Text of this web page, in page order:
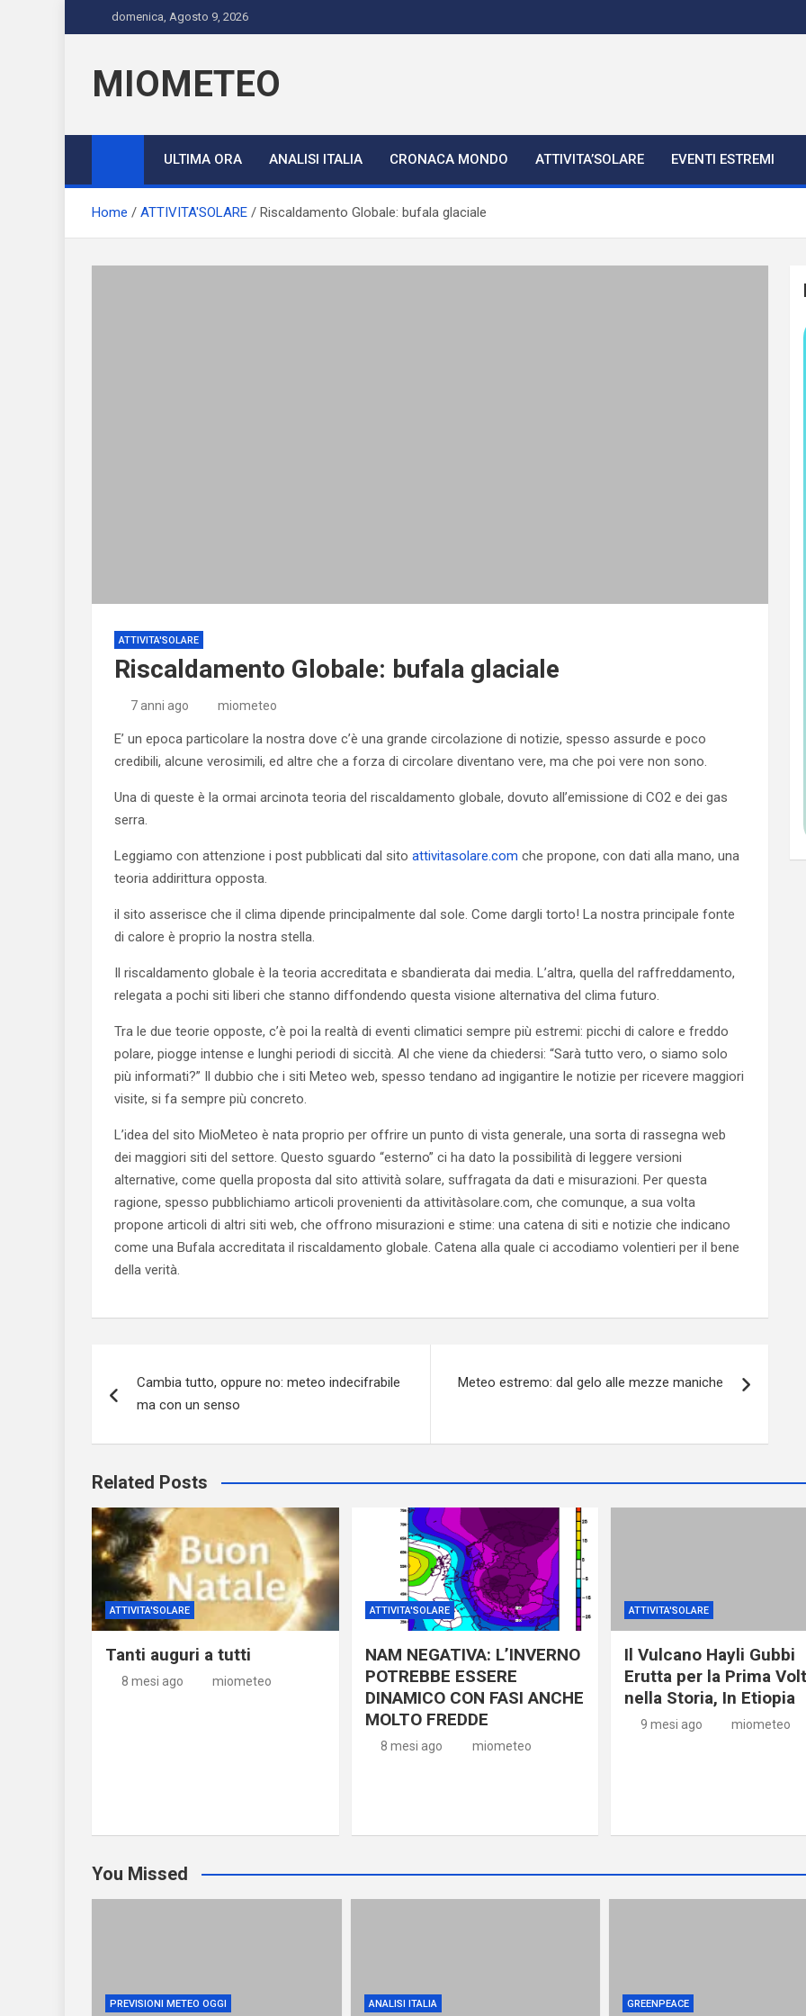
to
domenica, Agosto 9, 2026
MIOMETEO
ULTIMA ORA ANALISI ITALIA CRONACA MONDO ATTIVITA’SOLARE EVENTI ESTREMI
Home ATTIVITA'SOLARE Riscaldamento Globale: bufala glaciale
ATTIVITA'SOLARE
Riscaldamento Globale: bufala glaciale
7 anni ago miometeo
E’ un epoca particolare la nostra dove c’è una grande circolazione di notizie, spesso assurde e poco
credibili, alcune verosimili, ed altre che a forza di circolare diventano vere, ma che poi vere non sono.
Una di queste è la ormai arcinota teoria del riscaldamento globale, dovuto all’emissione di CO2 e dei gas
serra.
Leggiamo con attenzione i post pubblicati dal sito attivitasolare.com che propone, con dati alla mano, una
teoria addirittura opposta.
il sito asserisce che il clima dipende principalmente dal sole. Come dargli torto! La nostra principale fonte
di calore è proprio la nostra stella.
Il riscaldamento globale è la teoria accreditata e sbandierata dai media. L’altra, quella del raffreddamento,
relegata a pochi siti liberi che stanno diffondendo questa visione alternativa del clima futuro.
Tra le due teorie opposte, c’è poi la realtà di eventi climatici sempre più estremi: picchi di calore e freddo
polare, piogge intense e lunghi periodi di siccità. Al che viene da chiedersi: “Sarà tutto vero, o siamo solo
più informati?” Il dubbio che i siti Meteo web, spesso tendano ad ingigantire le notizie per ricevere maggiori
visite, si fa sempre più concreto.
L’idea del sito MioMeteo è nata proprio per offrire un punto di vista generale, una sorta di rassegna web
dei maggiori siti del settore. Questo sguardo “esterno” ci ha dato la possibilità di leggere versioni
alternative, come quella proposta dal sito attività solare, suffragata da dati e misurazioni. Per questa
ragione, spesso pubblichiamo articoli provenienti da attivitàsolare.com, che comunque, a sua volta
propone articoli di altri siti web, che offrono misurazioni e stime: una catena di siti e notizie che indicano
come una Bufala accreditata il riscaldamento globale. Catena alla quale ci accodiamo volentieri per il bene
della verità.
articoli
Cambia tutto, oppure no: meteo indecifrabile
ma con un senso
Meteo estremo: dal gelo alle mezze maniche
Related Posts
ATTIVITA'SOLARE
Tanti auguri a tutti
8 mesi ago miometeo
ATTIVITA'SOLARE
NAM NEGATIVA: L’INVERNO
POTREBBE ESSERE
DINAMICO CON FASI ANCHE
MOLTO FREDDE
8 mesi ago miometeo
ATTIVITA'SOLARE
Il Vulcano Hayli Gubbi
Erutta per la Prima
nella Storia, In Etiopia
9 mesi ago miometeo
You Missed
PREVISIONI METEO OGGI ANALISI ITALIA GREENPEACE